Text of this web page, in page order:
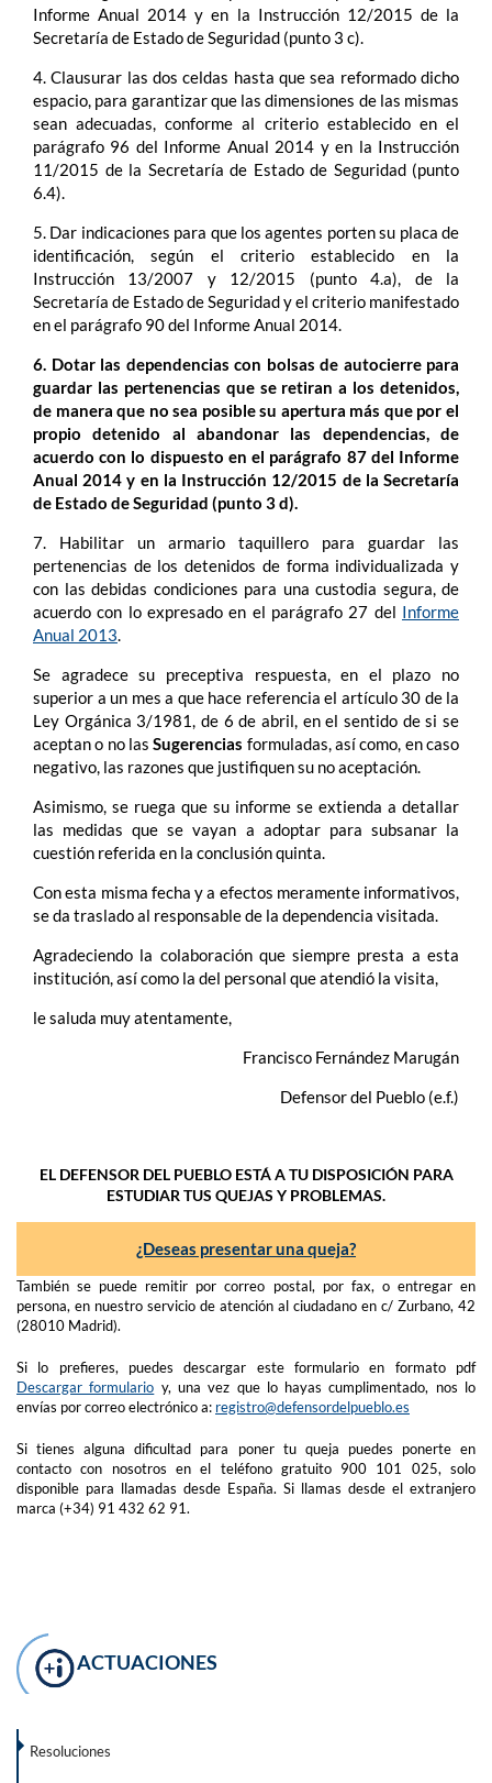
Informe Anual 2014 y en la Instrucción 12/2015 de la
Secretaría de Estado de Seguridad (punto 3 c).
4. Clausurar las dos celdas hasta que sea reformado dicho
espacio, para garantizar que las dimensiones de las mismas
sean adecuadas, conforme al criterio establecido en el
parágrafo 96 del Informe Anual 2014 y en la Instrucción
11/2015 de la Secretaría de Estado de Seguridad (punto
6.4).
5. Dar indicaciones para que los agentes porten su placa de
identificación, según el criterio establecido en la
Instrucción 13/2007 y 12/2015 (punto 4.a), de la
Secretaría de Estado de Seguridad y el criterio manifestado
en el parágrafo 90 del Informe Anual 2014.
6. Dotar las dependencias con bolsas de autocierre para
guardar las pertenencias que se retiran a los detenidos,
de manera que no sea posible su apertura más que por el
propio detenido al abandonar las dependencias, de
acuerdo con lo dispuesto en el parágrafo 87 del Informe
Anual 2014 y en la Instrucción 12/2015 de la Secretaría
de Estado de Seguridad (punto 3 d).
7. Habilitar un armario taquillero para guardar las
pertenencias de los detenidos de forma individualizada y
con las debidas condiciones para una custodia segura, de
acuerdo con lo expresado en el parágrafo 27 del Informe
Anual 2013.
Se agradece su preceptiva respuesta, en el plazo no
superior a un mes a que hace referencia el artículo 30 de la
Ley Orgánica 3/1981, de 6 de abril, en el sentido de si se
aceptan o no lasSugerencias formuladas, así como, en caso
negativo, las razones que justifiquen su no aceptación.
Asimismo, se ruega que su informe se extienda a detallar
las medidas que se vayan a adoptar para subsanar la
cuestión referida en la conclusión quinta.
Con esta misma fecha y a efectos meramente informativos,
se da traslado al responsable de la dependencia visitada.
Agradeciendo la colaboración que siempre presta a esta
institución, así como la del personal que atendió la visita,
le saluda muy atentamente,
Francisco Fernández Marugán
Defensor del Pueblo (e.f.)
EL DEFENSOR DEL PUEBLO ESTÁ A TU DISPOSICIÓN PARA
ESTUDIAR TUS QUEJAS Y PROBLEMAS.
¿Deseas presentar una queja?
También se puede remitir por correo postal, por fax, o entregar en
persona, en nuestro servicio de atención al ciudadano en c/ Zurbano, 42
(28010 Madrid).
Si lo prefieres, puedes descargar este formulario en formato pdf
Descargar formulario y, una vez que lo hayas cumplimentado, nos lo
envías por correo electrónico a: registro@defensordelpueblo.es
Si tienes alguna dificultad para poner tu queja puedes ponerte en
contacto con nosotros en el teléfono gratuito 900 101 025, solo
disponible para llamadas desde España. Si llamas desde el extranjero
marca (+34) 91 432 62 91.
ACTUACIONES
Resoluciones